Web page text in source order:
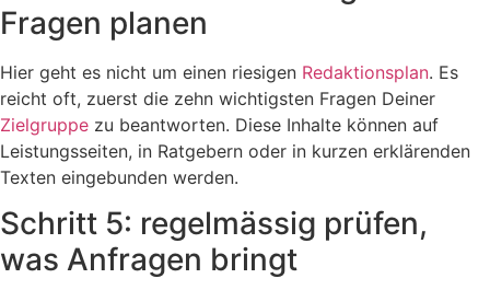
Fragen planen
Hier geht es nicht um einen riesigen Redaktionsplan. Es
reicht oft, zuerst die zehn wichtigsten Fragen Deiner
Zielgruppe zu beantworten. Diese Inhalte können auf
Leistungsseiten, in Ratgebern oder in kurzen erklärenden
Texten eingebunden werden.
Schritt 5: regelmässig prüfen,
was Anfragen bringt